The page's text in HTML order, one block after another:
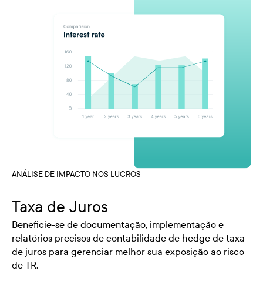
ANÁLISE DE IMPACTO NOS LUCROS
Taxa de Juros
Beneficie-se de documentação, implementação e
relatórios precisos de contabilidade de hedge de taxa
de juros para gerenciar melhor sua exposição ao risco
de TR.